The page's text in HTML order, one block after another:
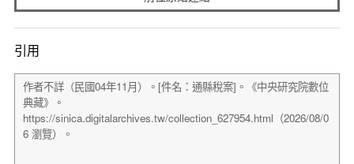
引用